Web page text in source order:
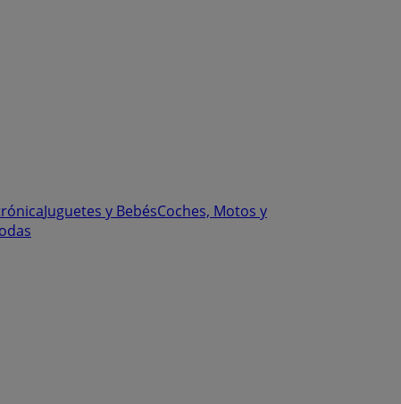
Juguetes y BebésCoches, Motos y